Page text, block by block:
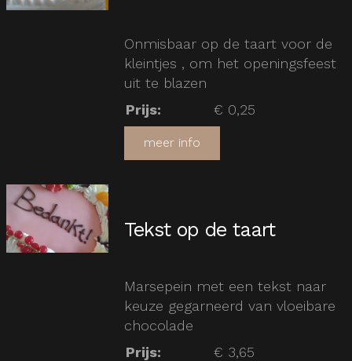
Onmisbaar op de taart voor de
kleintjes , om het openingsfeest
uit te blazen
Prijs: € 0,25
meer info
Tekst op de taart
Marsepein met een tekst naar
keuze gegarneerd van vloeibare
chocolade
Prijs: € 3,65